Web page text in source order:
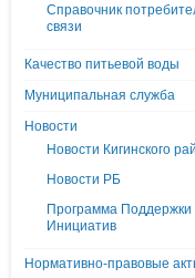
Справочник
связи
Качество питьевой воды
Муниципальная служба
Новости
Новости Кигинского
Новости РБ
Программа
Инициатив
Нормативно-правовые